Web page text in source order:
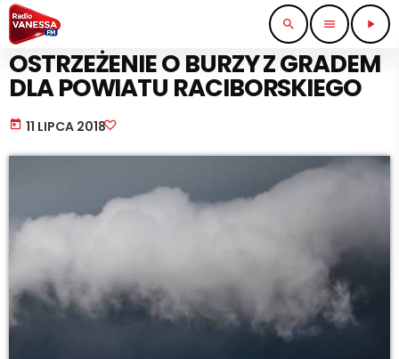
search menu play_arrow
EKOLOGIA I ŚRODOWISKO
OSTRZEŻENIE O BURZY Z GRADEM
DLA POWIATU RACIBORSKIEGO
today 11 LIPCA 2018